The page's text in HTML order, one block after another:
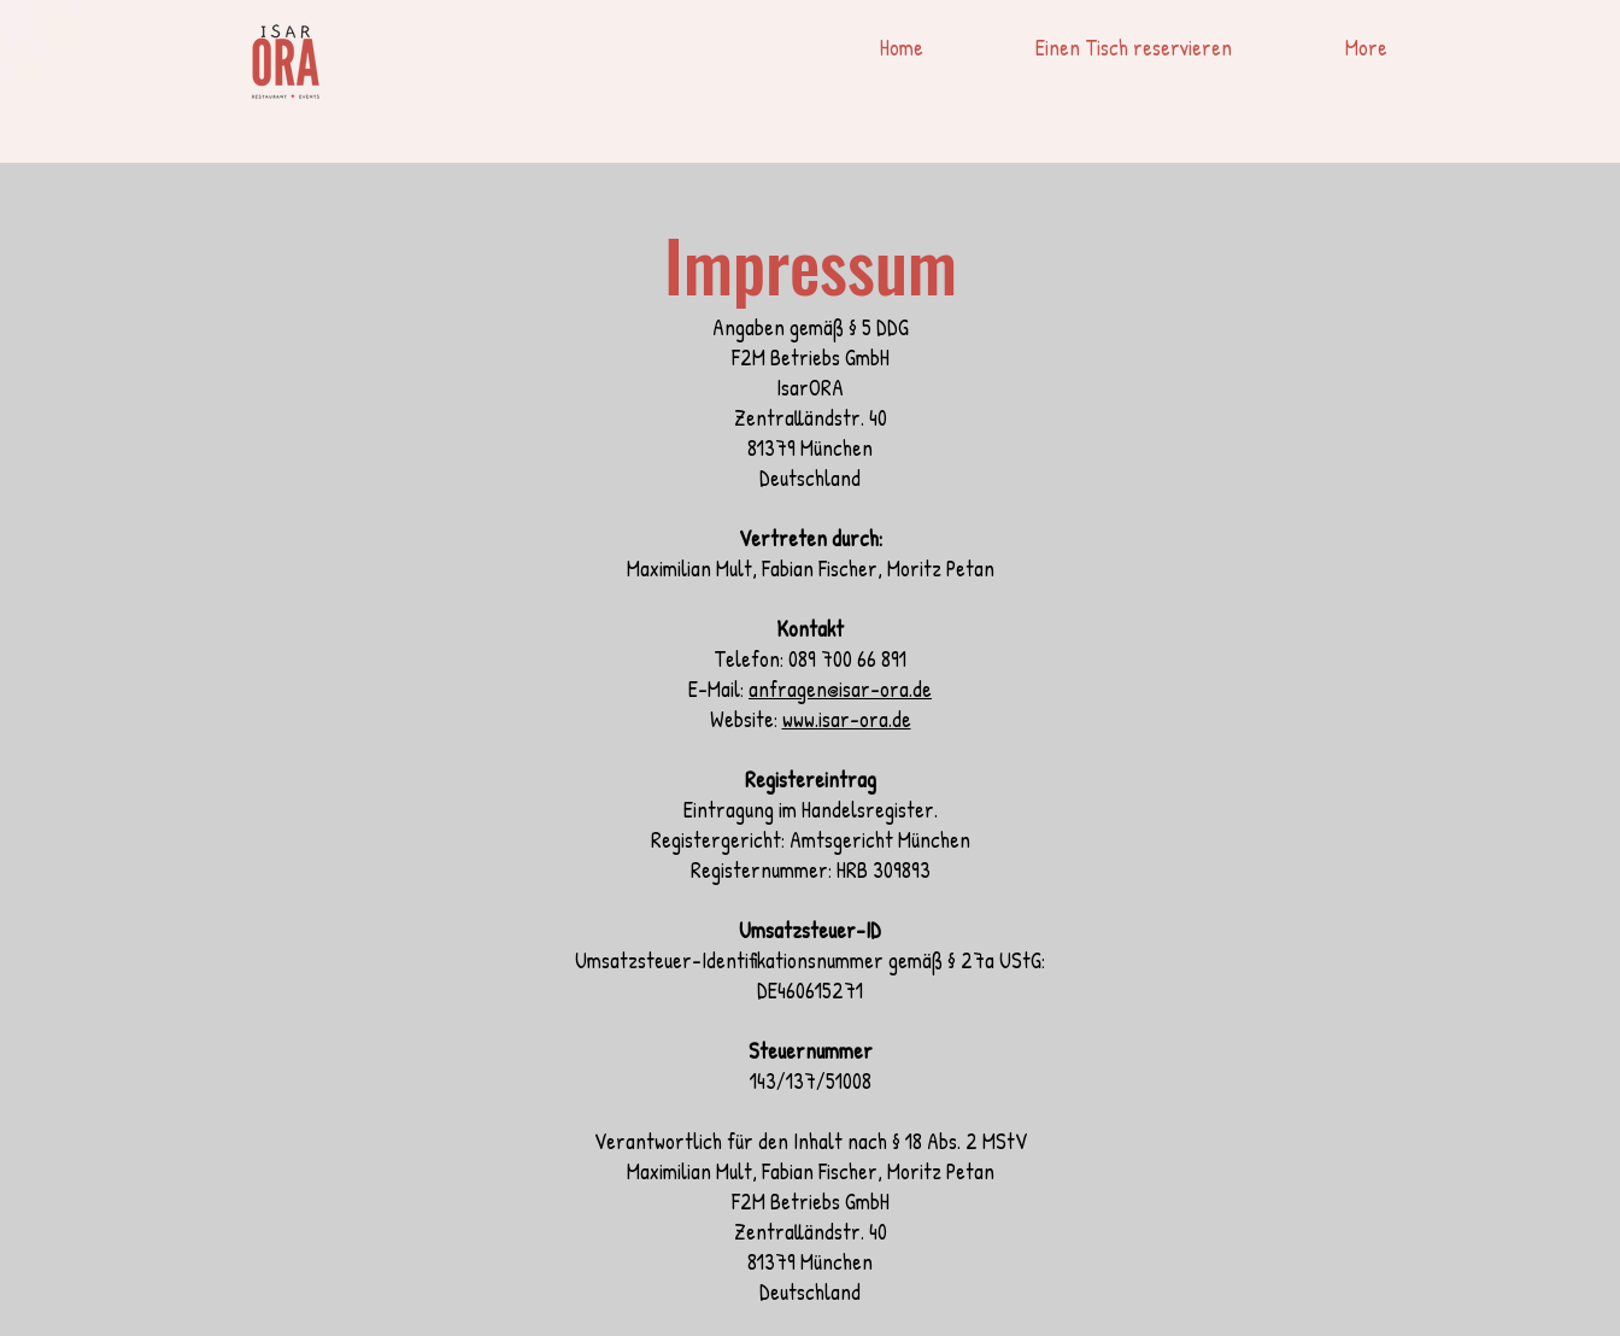
Home Einen Tisch reservieren More
Impressum
Angaben gemäß § 5 DDG
F2M Betriebs GmbH
IsarORA
Zentralländstr. 40
81379 München
Deutschland
Vertreten durch:
Maximilian Mult, Fabian Fischer, Moritz Petan
Kontakt
Telefon: 089 700 66 891
E-Mail: anfragen@isar-ora.de
Website: www.isar-ora.de
Registereintrag
Eintragung im Handelsregister.
Registergericht: Amtsgericht München
Registernummer: HRB 309893
Umsatzsteuer-ID
Umsatzsteuer-Identifikationsnummer gemäß § 27a UStG:
DE460615271
Steuernummer
143/137/51008
Verantwortlich für den Inhalt nach § 18 Abs. 2 MStV
Maximilian Mult, Fabian Fischer, Moritz Petan
F2M Betriebs GmbH
Zentralländstr. 40
81379 München
Deutschland